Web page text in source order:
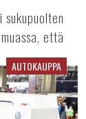
että
AUTOKAUPPA